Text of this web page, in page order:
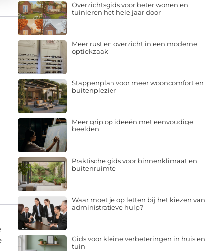
Overzichtsgids voor beter wonen en
tuinieren het hele jaar door
Meer rust en overzicht in een moderne
optiekzaak
Stappenplan voor meer wooncomfort en
buitenplezier
Meer grip op ideeën met eenvoudige
beelden
Praktische gids voor binnenklimaat en
buitenruimte
Waar moet je op letten bij het kiezen van
administratieve hulp?
Gids voor kleine verbeteringen in huis en
tuin